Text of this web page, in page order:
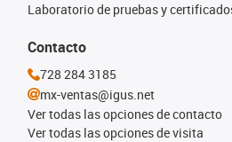
Laboratorio de pruebas y
Contacto
728 284 3185
mx-ventas@igus.net
Ver todas las opciones de contacto
Ver todas las opciones de visita